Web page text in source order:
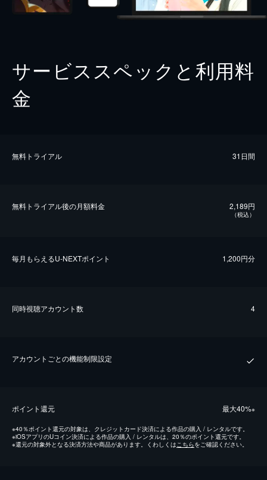
サービススペックと利用料
金
無料トライアル 31日間
無料トライアル後の⽉額料金 2,189円
（税込）
毎⽉もらえるU-NEXTポイント 1,200円分
同時視聴アカウント数 4
アカウントごとの機能制限設定
ポイント還元 最⼤40%※
※40％ポイント還元の対象は、クレジットカード決済による作品の購入 / レンタルです。
※iOSアプリのUコイン決済による作品の購入 / レンタルは、20％のポイント還元です。
※還元の対象外となる決済方法や商品があります。くわしくはこちらをご確認ください。